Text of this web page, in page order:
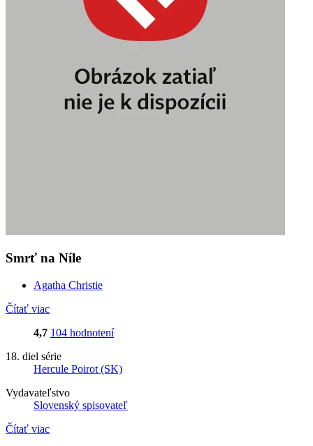
Smrť na Níle
Agatha Christie
Čítať viac
4,7 104 hodnotení
18. diel série
Hercule Poirot (SK)
Vydavateľstvo
Slovenský spisovateľ
Čítať viac